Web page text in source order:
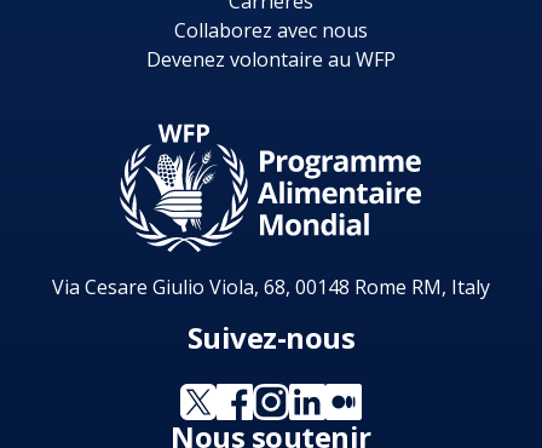
Collaborez avec nous
Devenez volontaire au WFP
Via Cesare Giulio Viola, 68, 00148 Rome RM, Italy
Suivez-nous
Nous soutenir